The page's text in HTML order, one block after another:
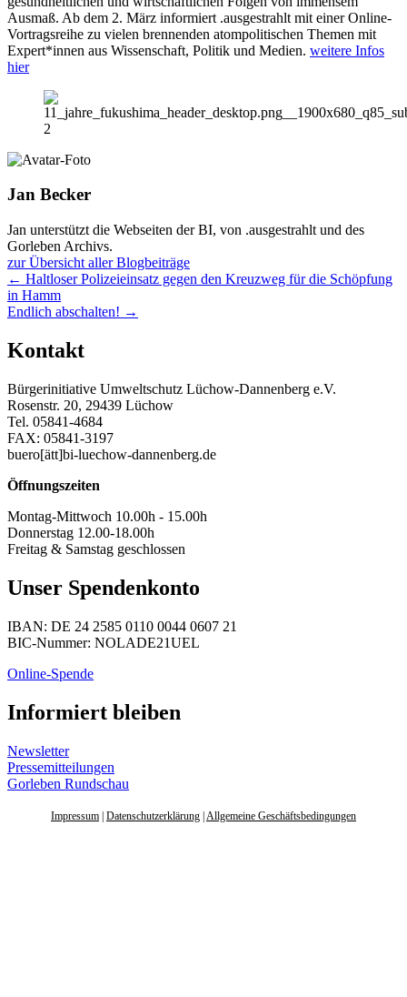
Ausmaß. Ab dem 2. März informiert .ausgestrahlt mit einer Online-
Vortragsreihe zu vielen brennenden atompolitischen Themen mit
Expert*innen aus Wissenschaft, Politik und Medien. weitere Infos
hier
Jan Becker
Jan unterstützt die Webseiten der BI, von .ausgestrahlt und des
Gorleben Archivs.
zur Übersicht aller Blogbeiträge
Posts
navigation
← Haltloser Polizeieinsatz gegen den Kreuzweg für die Schöpfung
in Hamm
Endlich abschalten! →
Kontakt
Bürgerinitiative Umweltschutz Lüchow-Dannenberg e.V.
Rosenstr. 20, 29439 Lüchow
Tel. 05841-4684
FAX: 05841-3197
buero[ätt]bi-luechow-dannenberg.de
Öffnungszeiten
Montag-Mittwoch 10.00h - 15.00h
Donnerstag 12.00-18.00h
Freitag & Samstag geschlossen
Unser Spendenkonto
IBAN: DE 24 2585 0110 0044 0607 21
BIC-Nummer: NOLADE21UEL
Online-Spende
Informiert bleiben
Newsletter
Pressemitteilungen
Gorleben Rundschau
Impressum | Datenschutzerklärung | Allgemeine Geschäftsbedingungen